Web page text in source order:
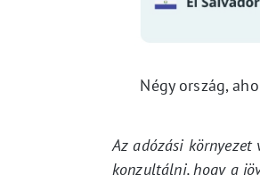
Négy ország,
Az adózási
konzultálni, hogy a